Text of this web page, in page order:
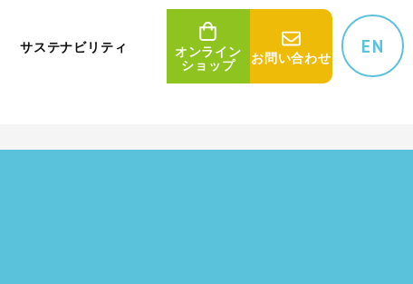
サステナビリティ オンライン
ショップ お問い合わせ
EN
uniontheme/archive.phpon line